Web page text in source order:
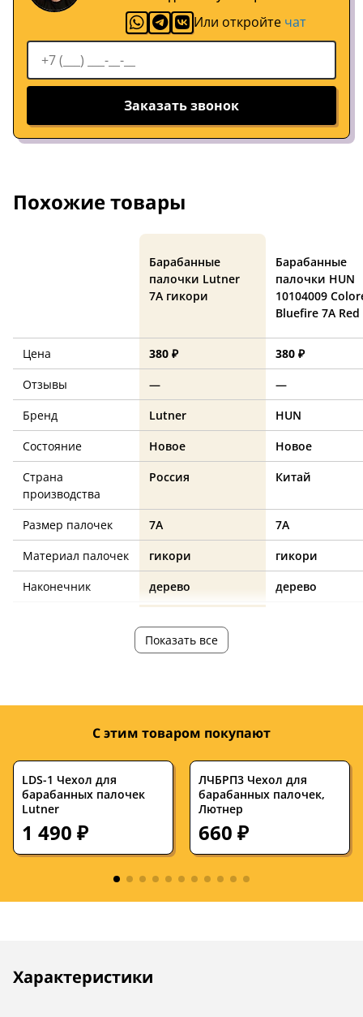
Или откройте чат
Заказать звонок
Похожие товары
Барабанные
палочки Lutner
7A гикори
Барабанные
палочки HUN
10104009
Bluefire 7A Red
Цена 380 ₽
380 ₽
Отзывы
—
—
Бренд
Lutner
HUN
Состояние
Новое
Новое
Страна
производства
Россия Китай
Размер палочек 7A
7A
Материал палочек
гикори
гикори
Наконечник
дерево
дерево
Показать все
С этим товаром покупают
LDS-1 Чехол для
барабанных палочек
Lutner
1 490 ₽
ЛЧБРП3 Чехол для
барабанных палочек,
Лютнер
660 ₽
Описание
Характеристики
Инструкции